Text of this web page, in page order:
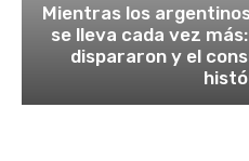
Mientras los
se lleva cada vez
dispararon y el